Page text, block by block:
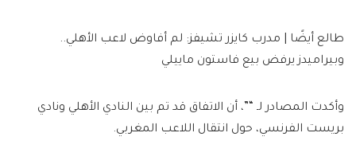
طالع أيضًا | مدرب كايزر تشيفز: لم أفاوض لاعب الأهلي..
وبيراميدز يرفض بيع فاستون ماييلي
وأكدت المصادر لـ “”، أن الاتفاق قد تم بين النادي الأهلي ونادي
بريست الفرنسي، حول انتقال اللاعب المغربي.